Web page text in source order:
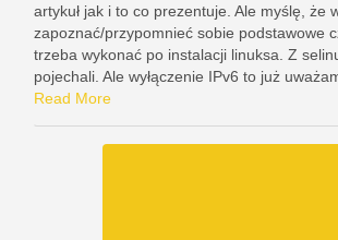
artykuł jak i to co prezentuje. Ale myślę, że
zapoznać/przypomnieć sobie podstawowe
trzeba wykonać po instalacji linuksa. Z
pojechali. Ale wyłączenie IPv6 to już
nabardziej zasadne. http://
Read More